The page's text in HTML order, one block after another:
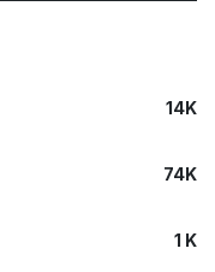
14K
74K
1 K